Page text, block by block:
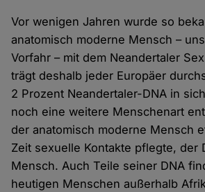
Vor wenigen Jahren wurde so
anatomisch moderne Mensch –
Vorfahr – mit dem Neandertaler
trägt deshalb jeder Europäer
2 Prozent Neandertaler-DNA in
noch eine weitere Menschenart
der anatomisch moderne Mensch
Zeit sexuelle Kontakte pflegte, der
Mensch. Auch Teile seiner DNA
heutigen Menschen außerhalb